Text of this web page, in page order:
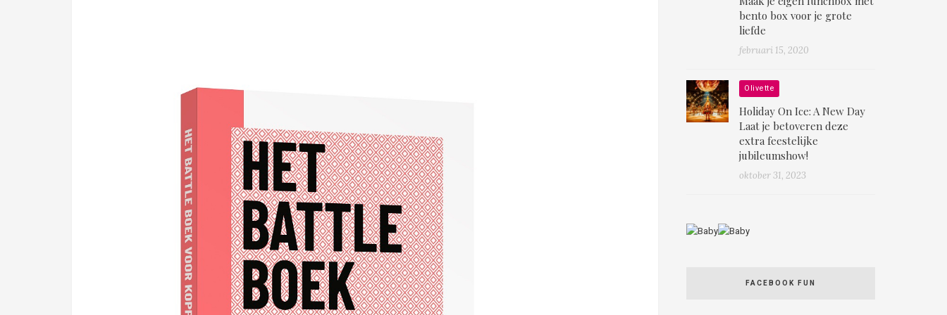
bento box voor je grote
liefde
februari 15, 2020
Olivette
Holiday On Ice: A New Day
Laat je betoveren deze
extra feestelijke
jubileumshow!
oktober 31, 2023
FACEBOOK FUN